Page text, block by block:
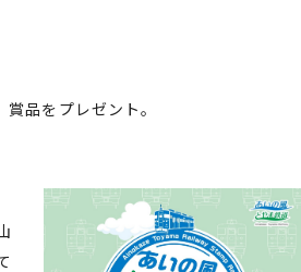
品をプレゼント。